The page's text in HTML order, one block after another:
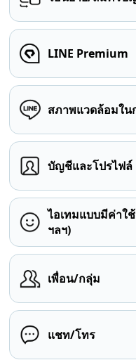
LINE Premium
สภาพแวดล้อมใน
บัญชีและโปรไฟล์
ไอเทมแบบมีค่าใ
ฯลฯ)
เพื่อน/กลุ่ม
แชท/โทร